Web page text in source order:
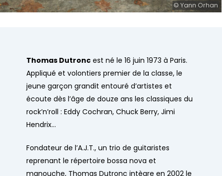
© Yann Orhan
Thomas Dutroncest né le 16 juin 1973 à Paris.
Appliqué et volontiers premier de la classe, le
jeune garçon grandit entouré d’artistes et
écoute dès l’âge de douze ans les classiques du
rock’n’roll : Eddy Cochran, Chuck Berry, Jimi
Hendrix…
Fondateur de l’A.J.T., un trio de guitaristes
reprenant le répertoire bossa nova et
manouche, Thomas Dutronc intègre en 2002 le